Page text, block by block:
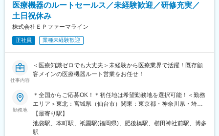
医療機器のルートセールス／未経験歓迎／研修充実／
土日祝休み
株式会社ＥＰファーマライン
正社員 業種未経験歓迎
仕事内容
＜医療知識ゼロでも大丈夫＞未経験から医療業界で活躍！既存顧
客メインの医療機器ルート営業をお任せ！
勤務地
＊全国からご応募OK！＊初任地は希望勤務地を選択可能！＜勤務
エリア＞東北：宮城県（仙台市）関東：東京都・神奈川県・埼玉
県・千葉県・栃木県・群馬県東海：愛知県・静岡県・岐阜県信
越：長野県（松本市）北陸：石川県（金沢市）関西：大阪府・兵
庫県中国：広島県四国：香川県（高松市）・愛媛県（松山市）九
【最寄り駅】
池袋駅、本町駅、祇園駅(福岡県)、肥後橋駅、櫛田神社前駅、博多
駅